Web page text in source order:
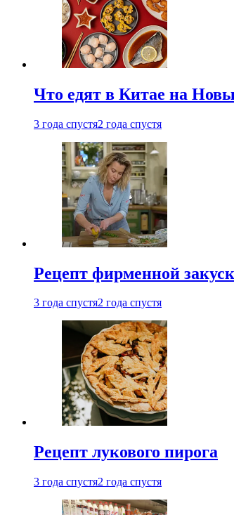
Что едят в Китае на
3 года спустя2 года спустя
Рецепт фирменной
3 года спустя2 года спустя
Рецепт лукового пирога
3 года спустя2 года спустя